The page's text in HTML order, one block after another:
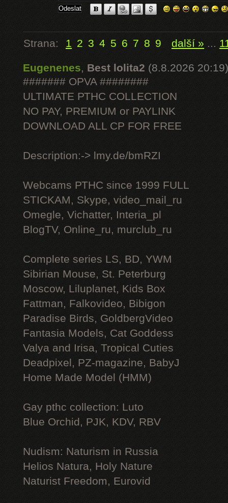
Strana: 1 2 3 4 5 6 7 8 9 další » ...
Eugenenes, Best lolita2 (8.8.2026 20:19)
####### OPVA ########
ULTIMATE РТНС COLLECTION
NO PAY, PREMIUM or PAYLINK
DOWNLOAD ALL СР FOR FREE
Description:-> lmy.de/bmRZI
Webcams РТНС since 1999 FULL
STICKAM, Skype, video_mail_ru
Omegle, Vichatter, Interia_pl
BlogTV, Online_ru, murclub_ru
Complete series LS, BD, YWM
Sibirian Mouse, St. Peterburg
Moscow, Liluplanet, Kids Box
Fattman, Falkovideo, Bibigon
Paradise Birds, GoldbergVideo
Fantasia Models, Cat Goddess
Valya and Irisa, Tropical Cuties
Deadpixel, PZ-magazine, BabyJ
Home Made Model (HMM)
Gay рthс collection: Luto
Blue Orchid, PJK, KDV, RBV
Nudism: Naturism in Russia
Helios Natura, Holy Nature
Naturist Freedom, Eurovid